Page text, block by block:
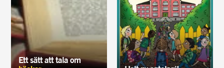
Ett sätt att tala om